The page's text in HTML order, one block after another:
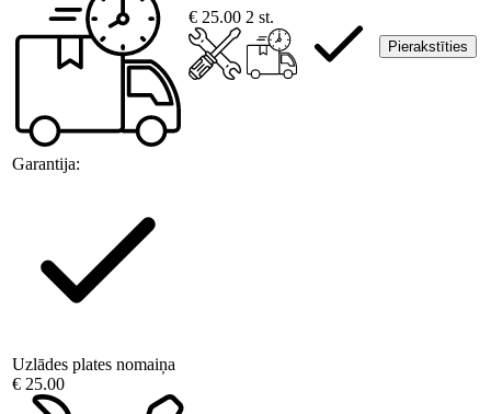
Garantija:
€ 25.00 2 st.
Pierakstīties
Uzlādes plates nomaiņa
€ 25.00